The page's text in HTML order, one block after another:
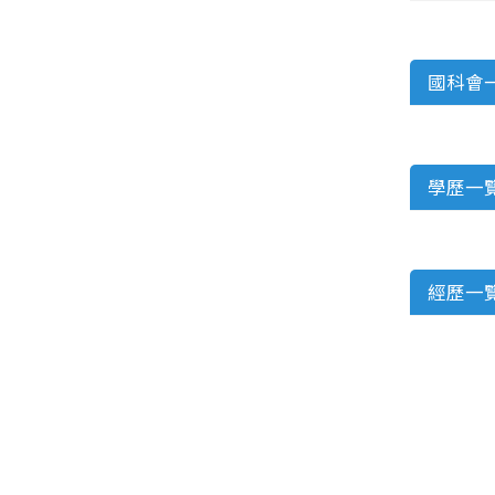
國科會
學歷一
經歷一